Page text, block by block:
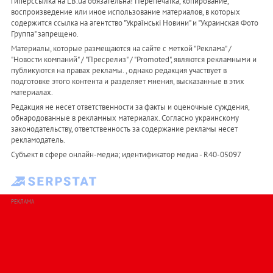
воспроизведение или иное использование материалов, в которых
содержится ссылка на агентство "Українськi Новини" и "Украинская Фото
Группа" запрещено.
Материалы, которые размещаются на сайте с меткой "Реклама" /
"Новости компаний" / "Пресрелиз" / "Promoted", являются рекламными и
публикуются на правах рекламы. , однако редакция участвует в
подготовке этого контента и разделяет мнения, высказанные в этих
материалах.
Редакция не несет ответственности за факты и оценочные суждения,
обнародованные в рекламных материалах. Согласно украинскому
законодательству, ответственность за содержание рекламы несет
рекламодатель.
Субъект в сфере онлайн-медиа; идентификатор медиа - R40-05097
РЕКЛАМА